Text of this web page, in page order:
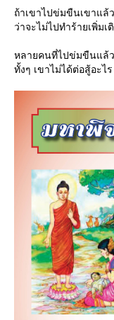
ถ้าเขาไปข่มขืนเขาแล้
ว่าจะไม่ไปทำร้ายเพิ่ม
หลายคนที่ไปข่มขืนแล้
ทั้งๆ เขาไม่ได้ต่อสู้อะไ